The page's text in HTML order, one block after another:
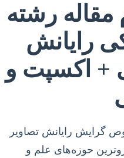
مقاله رشته
رایانش
+ اکسپت و
گرایش رایانش تصاویر
حوزه‌های علم و